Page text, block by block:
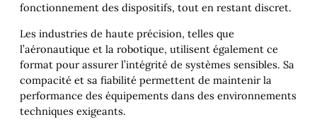
fonctionnement des dispositifs, tout en restant discret.
Les industries de haute précision, telles que
l’aéronautique et la robotique, utilisent également ce
format pour assurer l’intégrité de systèmes sensibles. Sa
compacité et sa fiabilité permettent de maintenir la
performance des équipements dans des environnements
techniques exigeants.